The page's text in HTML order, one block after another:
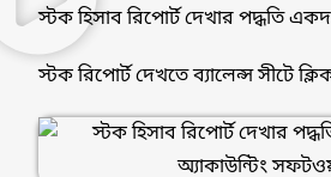
স্টক হিসাব রিপোর্ট দেখার পদ্ধতি
স্টক রিপোর্ট দেখতে ব্যালেন্স সীটে